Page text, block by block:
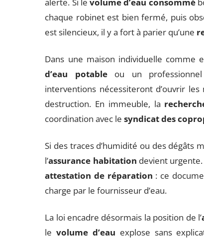
chaque robinet est bien fermé, puis
est silencieux, il y a fort à parier qu’une
Dans une maison individuelle comme
d’eau potableou un professionnel
interventions nécessiteront d’ouvrir
destruction. En immeuble, la
coordination avec lesyndicat des
Si des traces d’humidité ou des dégâts
l’assurance habitation devient
attestation de réparation : ce
charge par le fournisseur d’eau.
La loi encadre désormais la position de l’
levolume d’eau explose sans